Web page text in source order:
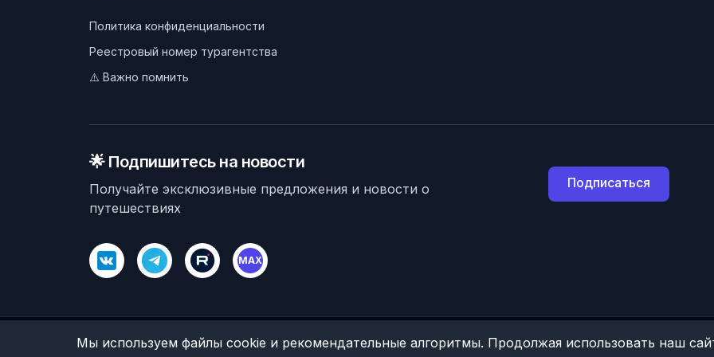
Политика конфиденциальности
Реестровый номер турагентства
⚠️ Важно помнить
🌟 Подпишитесь на новости
Получайте эксклюзивные предложения и новости о
путешествиях
Подписаться
MAX
Велес Вояж. Все права защищены.
Мы используем файлы cookie и рекомендательные алгоритмы. Продолжая использовать наш